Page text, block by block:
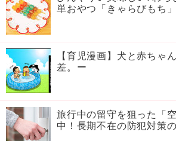
単おやつ「きゃらびもち
【育児漫画】犬と赤ちゃ
差。ー
旅行中の留守を狙った「
中！長期不在の防犯対策